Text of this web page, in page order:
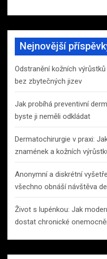
Nejnovější
Odstranění kožních
bez zbytečných jizev
Jak probíhá preventivní
byste ji neměli odkládat
Dermatochirurgie v praxi:
znamének a kožních
Anonymní a diskrétní
všechno obnáší návštěva
Život s lupénkou: Jak
dostat chronické